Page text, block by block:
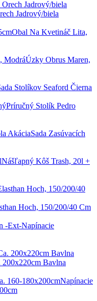
Jadrový/biela
Obal Na Kvetináč Lita,
Úzky Obrus Maren,
Stolíkov Seaford Čierna
Príručný Stolík Pedro
Sada Zasúvacích
Nášľapný Kôš Trash, 20l +
Hoch, 150/200/40 Cm
Napínacie
200x220cm Bavlna
Napínacie